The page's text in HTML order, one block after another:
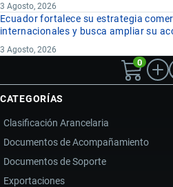
3 Agosto, 2026
Ecuador fortalece su estrategia
internacionales y busca ampliar su
3 Agosto, 2026
0
CATEGORÍAS
Clasificación Arancelaria
Documentos de Acompañamiento
Documentos de Soporte
Exportaciones